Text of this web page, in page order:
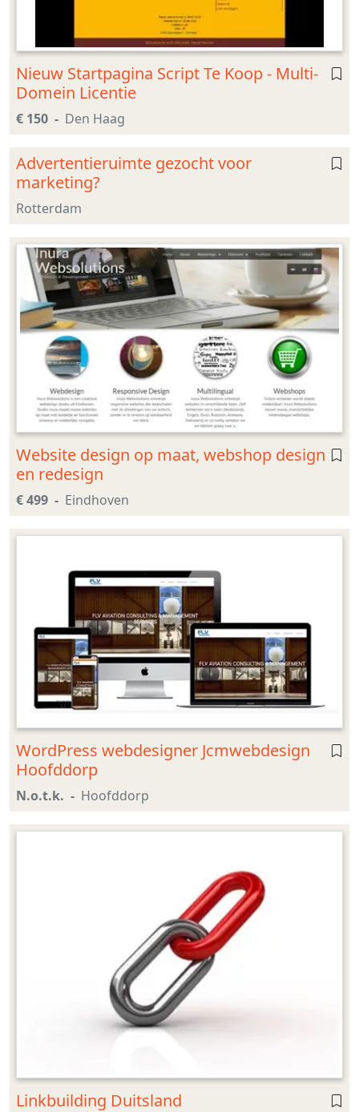
Nieuw Startpagina Script Te Koop - Multi-
Domein Licentie
€ 150 Den Haag
Advertentieruimte gezocht voor
marketing?
Rotterdam
Website design op maat, webshop design
en redesign
€ 499 Eindhoven
WordPress webdesigner Jcmwebdesign
Hoofddorp
N.o.t.k. Hoofddorp
Linkbuilding Duitsland